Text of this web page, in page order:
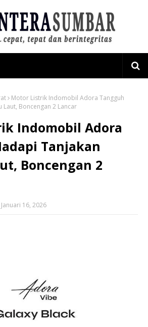
Motor Listrik Indomobil Adora Tangguh
Laut, Boncengan 2 Lancar
Indomobil Adora
Tanjakan
Boncengan 2
Januari 16, 2026